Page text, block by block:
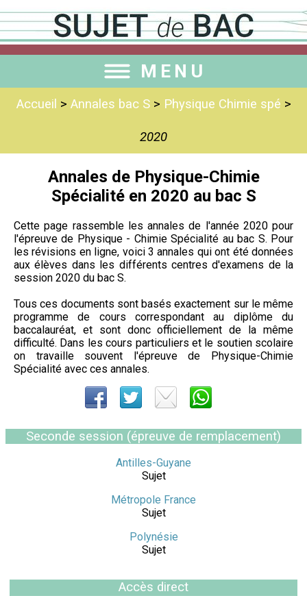
MENU
Accueil > Annales bac S> Physique Chimie spé >
2020
Annales de Physique-Chimie
Spécialité en 2020 au bac S
Cette page rassemble les annales de l'année 2020 pour
l'épreuve de Physique - Chimie Spécialité au bac S. Pour
les révisions en ligne, voici 3 annales qui ont été données
aux élèves dans les différents centres d'examens de la
session 2020 du bac S.
Tous ces documents sont basés exactement sur le même
programme de cours correspondant au diplôme du
baccalauréat, et sont donc officiellement de la même
difficulté. Dans les cours particuliers et le soutien scolaire
on travaille souvent l'épreuve de Physique-Chimie
Spécialité avec ces annales.
Seconde session (épreuve de remplacement)
Antilles-Guyane
Sujet
Métropole France
Sujet
Polynésie
Sujet
Accès direct